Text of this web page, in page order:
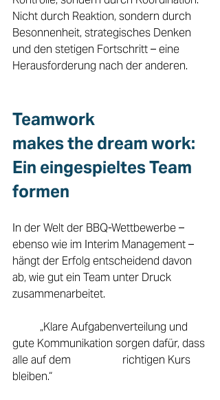
Nicht durch Reaktion, sondern durch
Besonnenheit, strategisches Denken
und den stetigen Fortschritt – eine
Herausforderung nach der anderen.
Teamwork
makes the dream work:
Ein eingespieltes Team
formen
In der Welt der BBQ-Wettbewerbe –
ebenso wie im Interim Management –
hängt der Erfolg entscheidend davon
ab, wie gut ein Team unter Druck
zusammenarbeitet.
gute Kommunikation sorgen dafür, dass
alle auf dem 		richtigen Kurs
bleiben.“